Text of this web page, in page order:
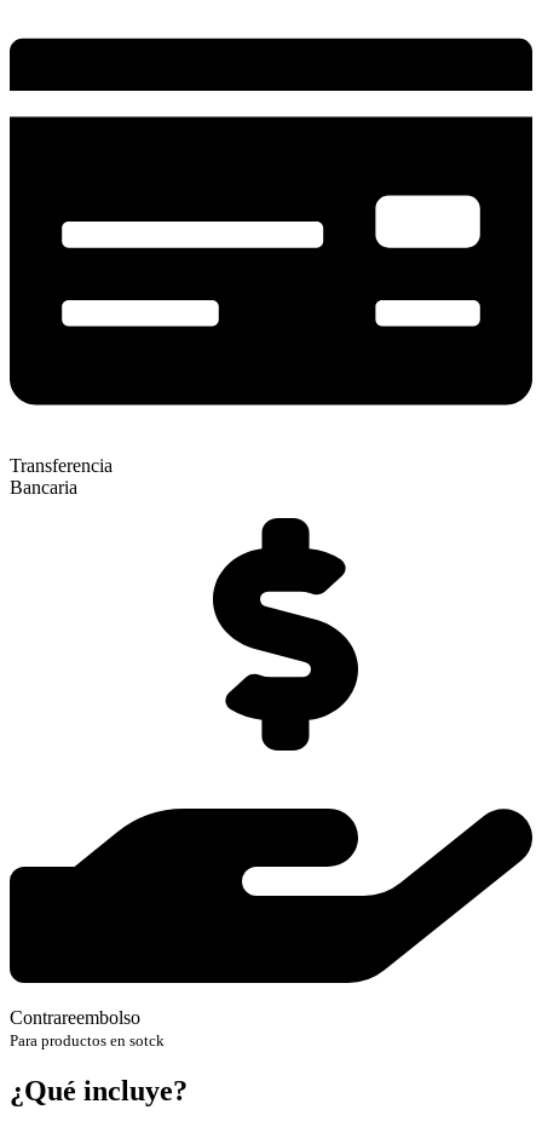
Transferencia
Bancaria
Contrareembolso
Para productos en sotck
¿Qué incluye?